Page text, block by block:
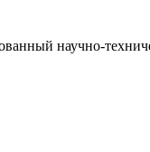
научно-